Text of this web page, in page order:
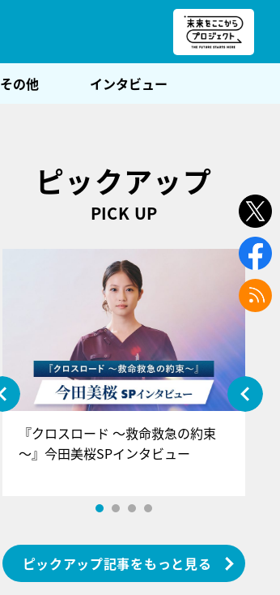
その他 インタビュー
ピックアップ
PICK UP
『クロスロード ～救命救急の約束
～』今田美桜SPインタビュー
ピックアップ記事をもっと見る